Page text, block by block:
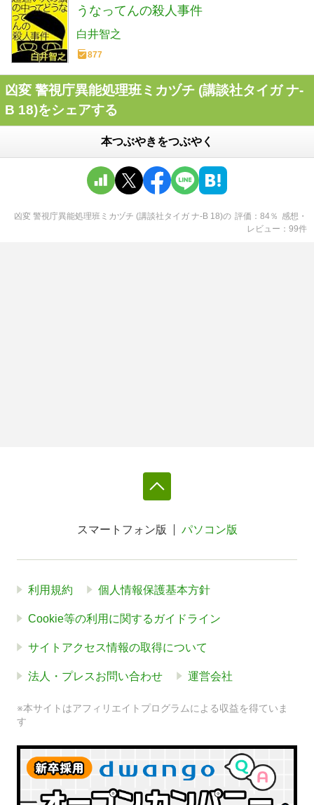
うなってんの殺人事件
白井智之
877
凶変 警視庁異能処理班ミカヅチ (講談社タイガ ナ-
B 18)をシェアする
本つぶやきをつぶやく
凶変 警視庁異能処理班ミカヅチ (講談社タイガ ナ-B 18)の 評価 84％ 感想・
レビュー
99件
スマートフォン版 パソコン版
利用規約 個人情報保護基本方針
Cookie等の利用に関するガイドライン
サイトアクセス情報の取得について
法人・プレスお問い合わせ 運営会社
※本サイトはアフィリエイトプログラムによる収益を得ていま
す